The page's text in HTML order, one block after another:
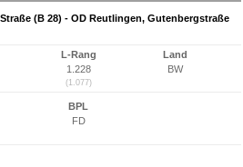
(B 28) - OD Reutlingen, Gutenbergstraße
L-Rang
1.228
(1.077)
Land
BW
BPL
FD